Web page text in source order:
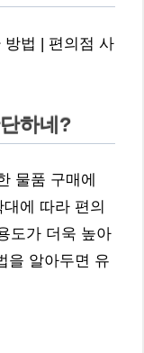
방법 | 편의점 사
하네?
물품 구매에
에 따라 편의
도가 더욱 높아
을 알아두면 유